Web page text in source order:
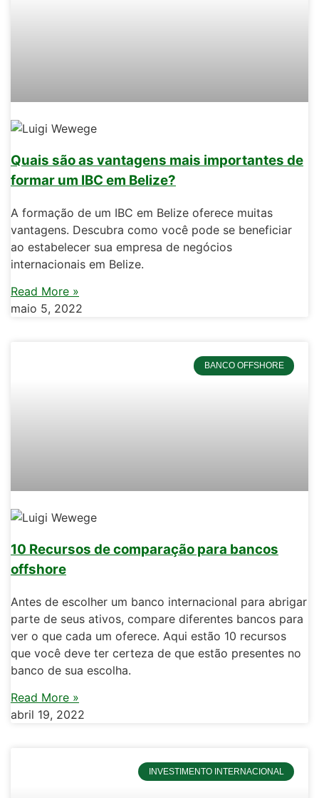
Quais são as vantagens mais importantes de
formar um IBC em Belize?
A formação de um IBC em Belize oferece muitas
vantagens. Descubra como você pode se beneficiar
ao estabelecer sua empresa de negócios
internacionais em Belize.
Read More »
maio 5, 2022
BANCO OFFSHORE
10 Recursos de comparação para bancos
offshore
Antes de escolher um banco internacional para abrigar
parte de seus ativos, compare diferentes bancos para
ver o que cada um oferece. Aqui estão 10 recursos
que você deve ter certeza de que estão presentes no
banco de sua escolha.
Read More »
abril 19, 2022
INVESTIMENTO INTERNACIONAL